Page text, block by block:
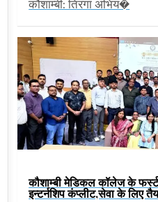
कौशाम्बी: तिरंगा अभिय�
कौशाम्बी मेडिकल कॉलेज के
इन्टर्नशिप कंप्लीट,सेवा के लिए